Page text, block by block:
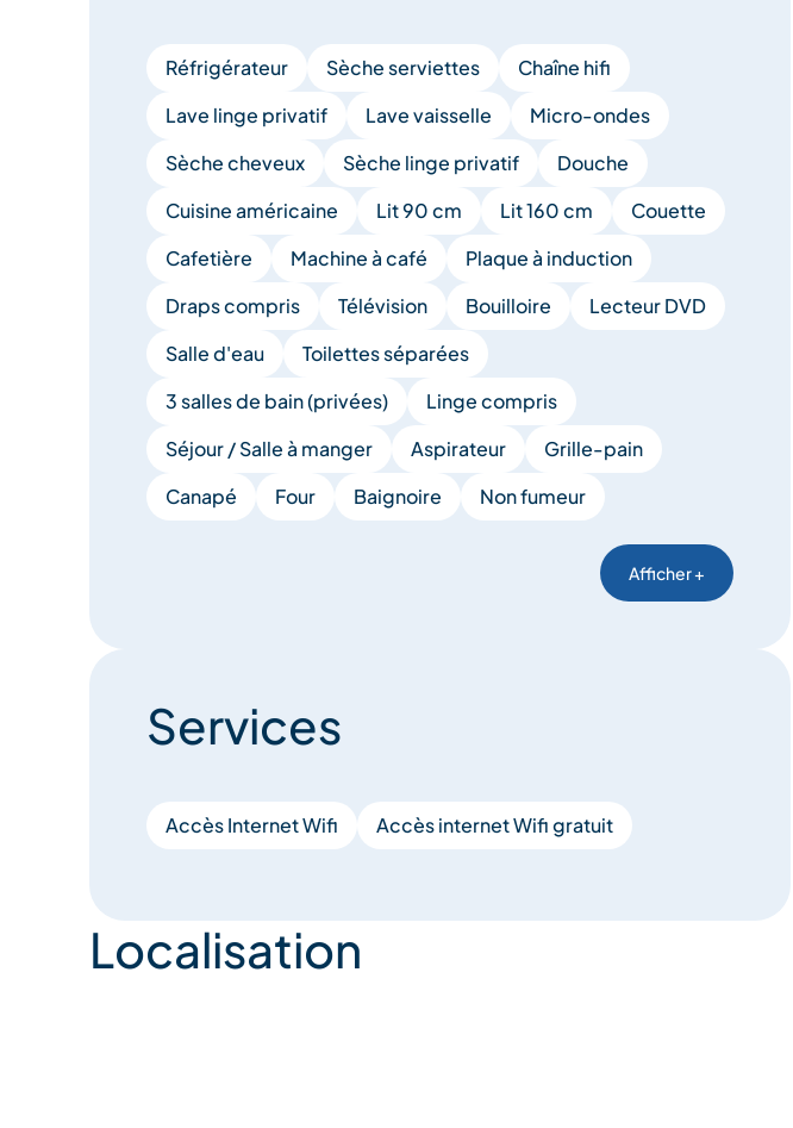
Réfrigérateur Sèche serviettes
Chaîne hifi
Lave linge privatif
Lave vaisselle
Micro-ondes
Sèche cheveux
Sèche linge privatif
Douche
Cuisine américaine
Lit 90 cm Lit 160 cm
Couette
Cafetière
Machine à café
Plaque à induction
Draps compris
Télévision Bouilloire
Lecteur DVD
Salle d'eau
Toilettes séparées
3 salles de bain (privées)
Linge compris
Séjour / Salle à manger
Aspirateur
Grille-pain
Canapé
Four Baignoire Non fumeur
Afficher +
Services
Accès Internet Wifi Accès internet Wifi gratuit
Localisation